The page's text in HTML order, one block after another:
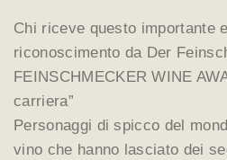
Chi riceve questo importante
riconoscimento da Der
FEINSCHMECKER WINE
carriera”
Personaggi di spicco del
vino che hanno lasciato dei